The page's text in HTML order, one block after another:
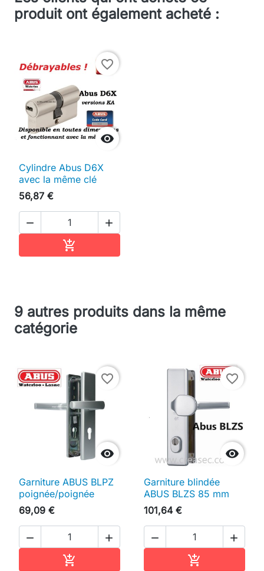
produit ont également acheté :

favorite_border
Cylindre Abus D6X
avec la même clé
56,87 €
 

9 autres produits dans la même
catégorie

favorite_border
Garniture ABUS BLPZ
poignée/poignée
69,09 €
 


favorite_border
Garniture blindée
ABUS BLZS 85 mm
101,64 €
 
